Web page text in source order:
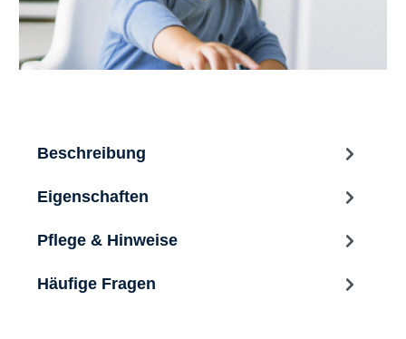
Beschreibung
Eigenschaften
Pflege & Hinweise
Häufige Fragen